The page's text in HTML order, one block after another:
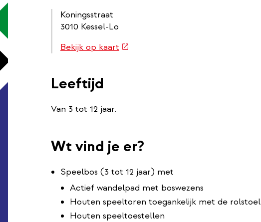
Koningsstraat
3010 Kessel-Lo
Routebeschrijving
Bekijk op kaart (externe
Leeftijd
Van 3 tot 12 jaar.
Wt vind je er?
Speelbos (3 tot 12 jaar) met
Actief wandelpad met boswezens
Houten speeltoren toegankelijk met de rolstoel
Houten speeltoestellen